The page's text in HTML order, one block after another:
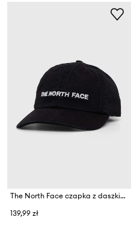
The North Face czapka z daszkiem
139,99 zł